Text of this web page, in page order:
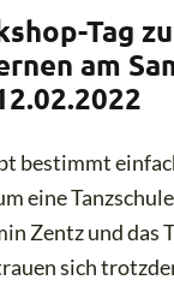
Tag
am
bestimmt
eine
Zentz und das
sich